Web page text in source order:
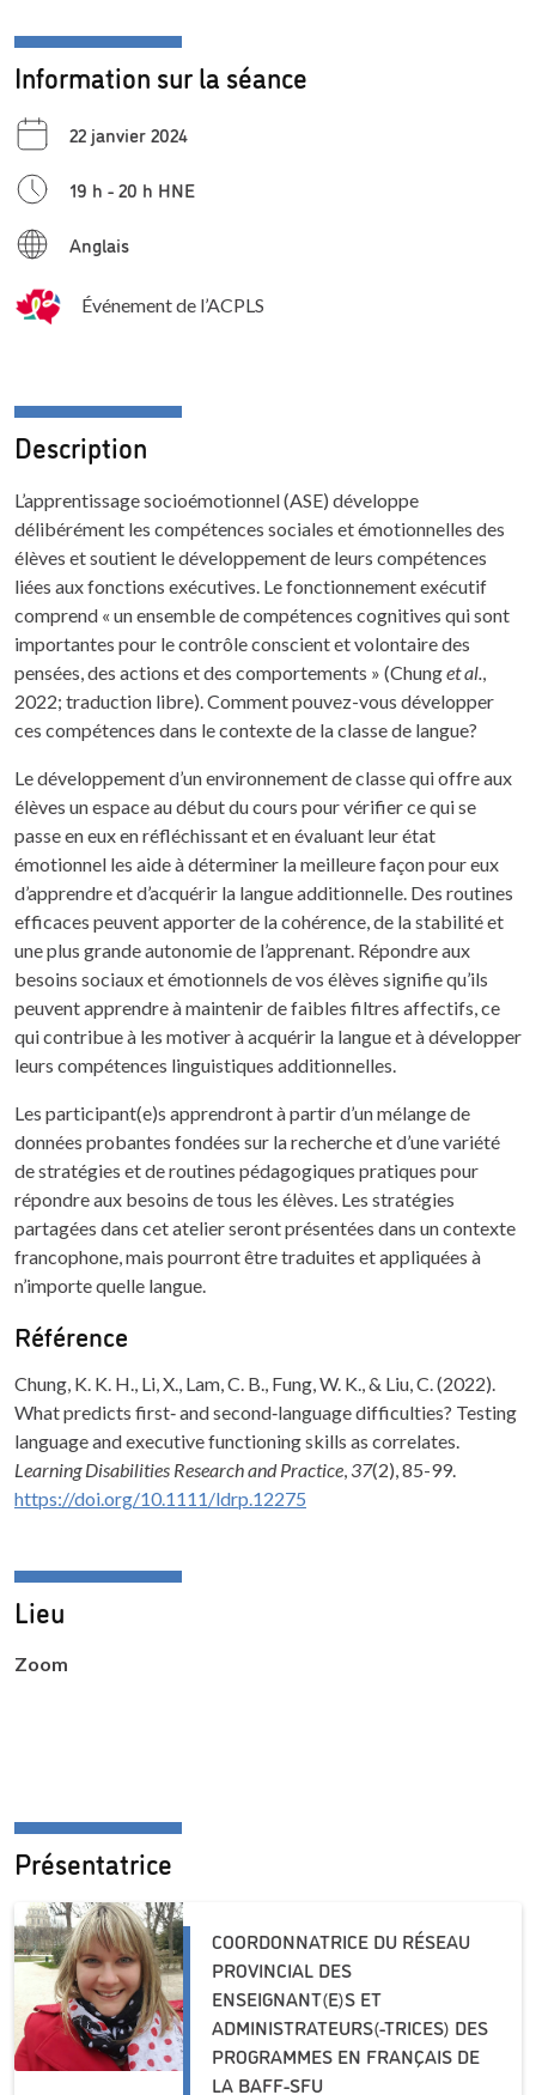
Information sur la séance
22 janvier 2024
19 h - 20 h HNE
Anglais
Événement de l’ACPLS
Description
L’apprentissage socioémotionnel (ASE) développe
délibérément les compétences sociales et émotionnelles des
élèves et soutient le développement de leurs compétences
liées aux fonctions exécutives. Le fonctionnement exécutif
comprend « un ensemble de compétences cognitives qui sont
importantes pour le contrôle conscient et volontaire des
pensées, des actions et des comportements » (Chunget al.
2022; traduction libre). Comment pouvez-vous développer
ces compétences dans le contexte de la classe de langue?
Le développement d’un environnement de classe qui offre aux
élèves un espace au début du cours pour vérifier ce qui se
passe en eux en réfléchissant et en évaluant leur état
émotionnel les aide à déterminer la meilleure façon pour eux
d’apprendre et d’acquérir la langue additionnelle. Des routines
efficaces peuvent apporter de la cohérence, de la stabilité et
une plus grande autonomie de l’apprenant. Répondre aux
besoins sociaux et émotionnels de vos élèves signifie qu’ils
peuvent apprendre à maintenir de faibles filtres affectifs, ce
qui contribue à les motiver à acquérir la langue et à développer
leurs compétences linguistiques additionnelles.
Les participant(e)s apprendront à partir d’un mélange de
données probantes fondées sur la recherche et d’une variété
de stratégies et de routines pédagogiques pratiques pour
répondre aux besoins de tous les élèves. Les stratégies
partagées dans cet atelier seront présentées dans un contexte
francophone, mais pourront être traduites et appliquées à
n’importe quelle langue.
Référence
Chung, K. K. H., Li, X., Lam, C. B., Fung, W. K., & Liu, C. (2022).
What predicts first‐ and second‐language difficulties? Testing
language and executive functioning skills as correlates.
Learning Disabilities Research and Practice 37(2), 85-99.
https://doi.org/10.1111/ldrp.12275
Lieu
Zoom
Présentatrice
COORDONNATRICE DU RÉSEAU
PROVINCIAL DES
ENSEIGNANT(E)S ET
ADMINISTRATEURS(-TRICES) DES
PROGRAMMES EN FRANÇAIS DE
LA BAFF-SFU